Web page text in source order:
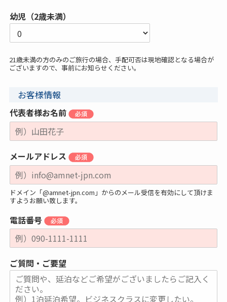
幼児（2歳未満）
21歳未満の方のみのご旅行の場合、手配可否は現地確認となる場合が
ございますので、事前にお知らせください。
お客様情報
代表者様お名前
メールアドレス
ドメイン「@amnet-jpn.com」からのメール受信を有効にして頂けま
すようお願い致します。
電話番号
ご質問・ご要望